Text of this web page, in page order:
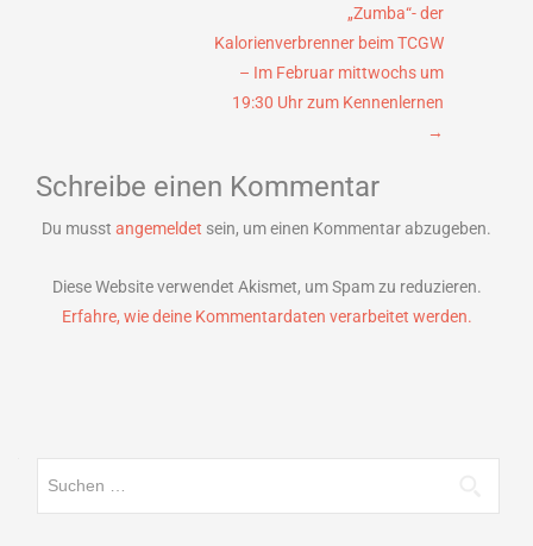
„Zumba“- der
Kalorienverbrenner beim TCGW
– Im Februar mittwochs um
19:30 Uhr zum Kennenlernen
→
Schreibe einen Kommentar
Du musst angemeldet sein, um einen Kommentar abzugeben.
Diese Website verwendet Akismet, um Spam zu reduzieren.
Erfahre, wie deine Kommentardaten verarbeitet werden.